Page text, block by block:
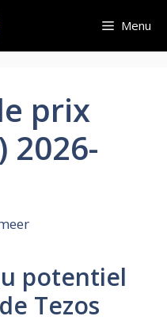
Menu
prix
2026-
potentiel
Tezos